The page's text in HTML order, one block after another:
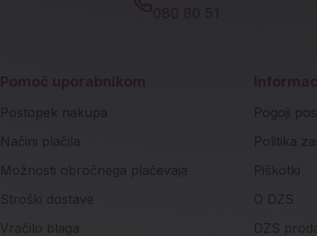
080 80 51
Pomoč uporabnikom
Postopek nakupa
Načini plačila
Možnosti obročnega plačevaja
Stroški dostave
Vračilo blaga
Pogoji
Politika
Piškotki
O DZS
DZS